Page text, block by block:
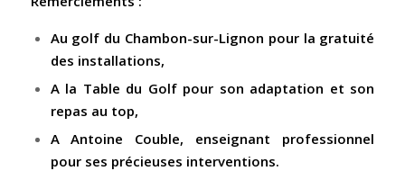
Au golf du Chambon-sur-Lignon pour la gratuité
des installations,
A la Table du Golf pour son adaptation et son
repas au top,
A Antoine Couble, enseignant professionnel
pour ses précieuses interventions.